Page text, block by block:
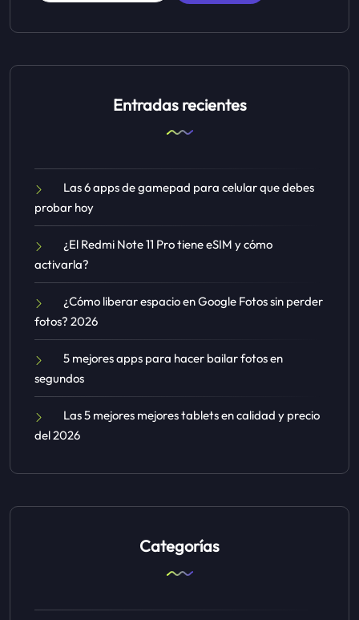
Entradas recientes
Las 6 apps de gamepad para celular que debes
probar hoy
¿El Redmi Note 11 Pro tiene eSIM y cómo
activarla?
¿Cómo liberar espacio en Google Fotos sin perder
fotos? 2026
5 mejores apps para hacer bailar fotos en
segundos
Las 5 mejores mejores tablets en calidad y precio
del 2026
Categorías